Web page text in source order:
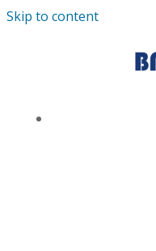
Skip to content